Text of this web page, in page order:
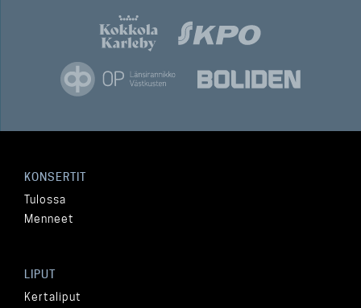
KONSERTIT
Tulossa
Menneet
LIPUT
Kertaliput